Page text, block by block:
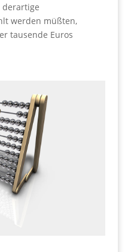
derartige
werden müßten,
tausende Euros